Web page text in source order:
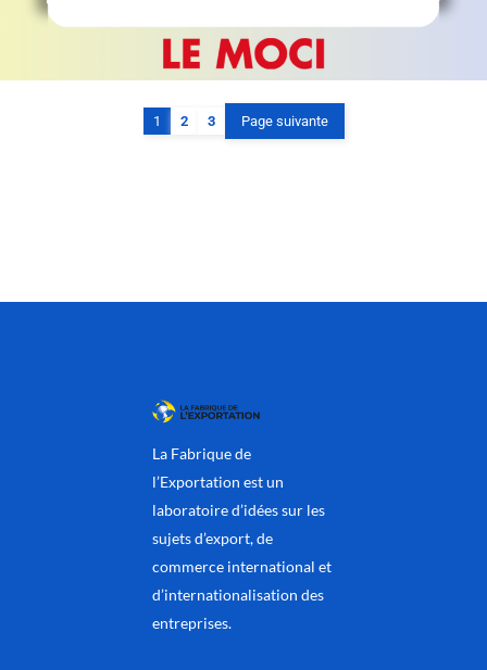
1 2 3 Page suivante
La Fabrique de
l’Exportation est un
laboratoire d’idées sur les
sujets d’export, de
commerce international et
d’internationalisation des
entreprises.